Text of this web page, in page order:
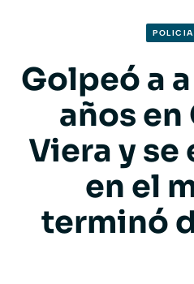
Golpeó a
años en
Viera y
en el
terminó